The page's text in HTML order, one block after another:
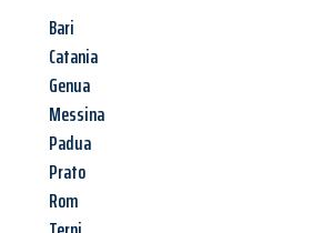
Bari
Catania
Genua
Messina
Padua
Prato
Rom